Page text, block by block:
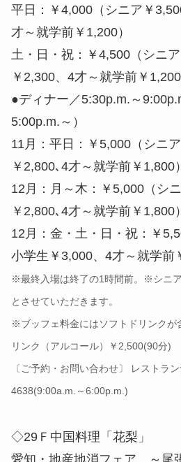
平日：￥4,000（シニア￥
才～就学前￥1,200）
土・日・祝：￥4,500（シニ
￥2,300、4才～就学前￥1,200
●ディナー／5:30p.m.～
5:00p.m.～）
11月：平日：￥5,000（シニ
￥2,800､4才～就学前￥1,800）
12月：月～木：￥5,000（シ
￥2,800､4才～就学前￥1,800）
12月：金・土・日・祝：￥
小学生￥3,000、4才～就学前
※最終入場は終了の1時間前。※シニ
とさせていただきます。
※ブッフェ料金にはソフトドリンク
リンク（アルコール）￥2,500(90分)
〔ご予約・お問い合わせ〕 レストラ
4638(9:00a.m.～6:00p.m.)
◇29Ｆ中国料理「花梨」